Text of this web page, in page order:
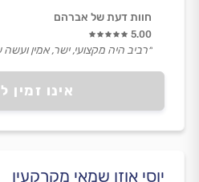
אינו זמין
חוות דעת של אברהם
5.00
״רביב היה מקצועי, ישר, אמין
יוסי אוזן שמאי מקרקעין